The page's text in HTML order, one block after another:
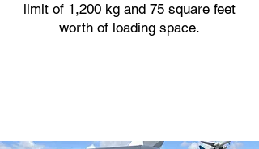
limit of 1,200 kg and 75 square feet
worth of loading space.